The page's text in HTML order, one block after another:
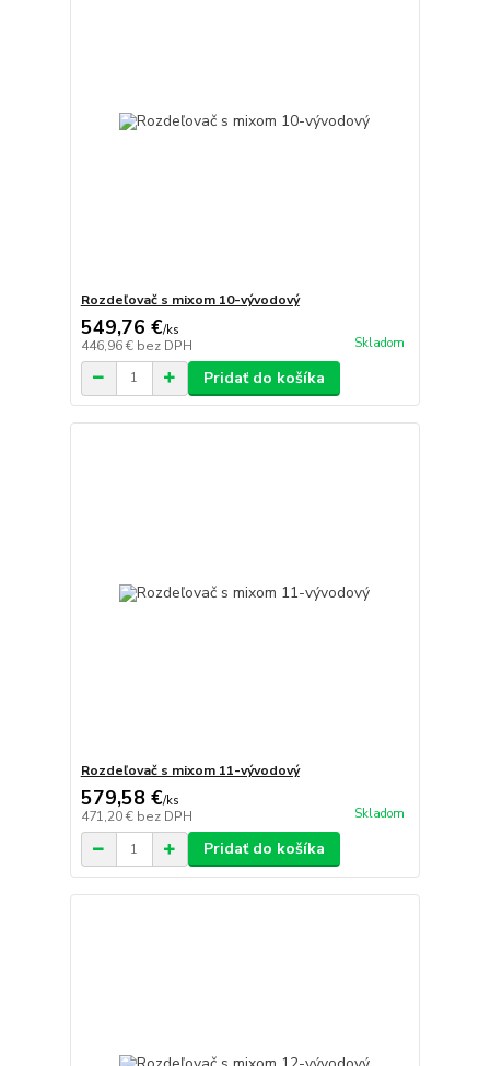
Rozdeľovač s mixom 10-vývodový
549,76 €/ks
446,96 € bez DPH Skladom
Pridať do košíka
Rozdeľovač s mixom 11-vývodový
579,58 €/ks
471,20 € bez DPH Skladom
Pridať do košíka